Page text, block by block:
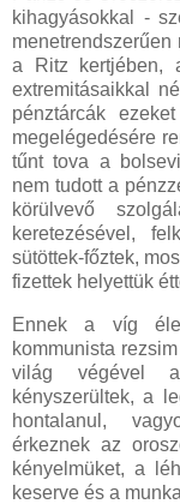
kihagyásokkal -
menetrendszerűen
a Ritz kertjében,
extremitásaikkal
pénztárcák
megelégedésére
tűnt tova a
nem tudott a
körülvevő
keretezésével,
sütöttek-főztek,
fizettek helyettük
Ennek a víg
kommunista
világ végével
kényszerültek, a
hontalanul,
érkeznek az
kényelmüket, a
keserve és a